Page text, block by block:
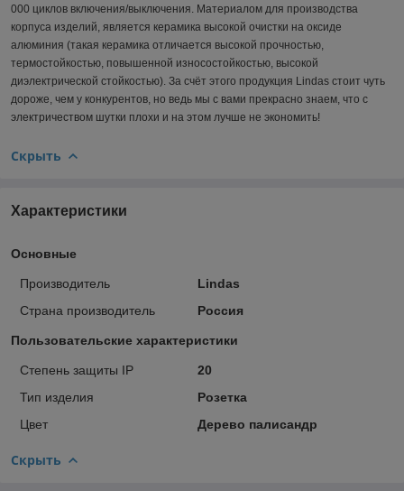
000 циклов включения/выключения. Материалом для производства
корпуса изделий, является керамика высокой очистки на оксиде
алюминия (такая керамика отличается высокой прочностью,
термостойкостью, повышенной износостойкостью, высокой
диэлектрической стойкостью). За счёт этого продукция Lindas стоит чуть
дороже, чем у конкурентов, но ведь мы с вами прекрасно знаем, что с
электричеством шутки плохи и на этом лучше не экономить!
Скрыть
Характеристики
Основные
Производитель
Lindas
Страна производитель
Россия
Пользовательские характеристики
Степень защиты IP
20
Тип изделия
Розетка
Цвет
Дерево палисандр
Скрыть